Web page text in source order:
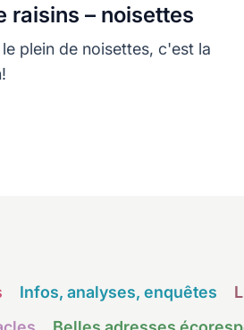
raisins – noisettes
le plein de noisettes, c'est la
Infos, analyses, enquêtes